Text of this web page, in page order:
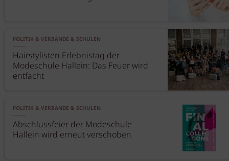
POLITIK & VERBÄNDE & SCHULEN
Hairstylisten Erlebnistag der
Modeschule Hallein: Das Feuer wird
entfacht
POLITIK & VERBÄNDE & SCHULEN
Abschlussfeier der Modeschule
Hallein wird erneut verschoben